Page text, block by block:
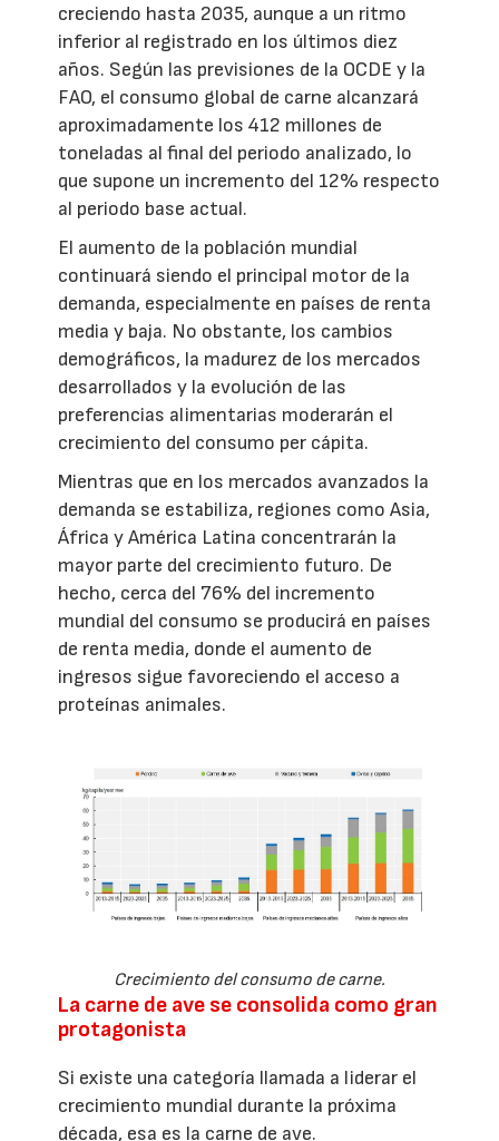
creciendo hasta 2035, aunque a un ritmo
inferior al registrado en los últimos diez
años. Según las previsiones de la OCDE y la
FAO, el consumo global de carne alcanzará
aproximadamente los 412 millones de
toneladas al final del periodo analizado, lo
que supone un incremento del 12% respecto
al periodo base actual.
El aumento de la población mundial
continuará siendo el principal motor de la
demanda, especialmente en países de renta
media y baja. No obstante, los cambios
demográficos, la madurez de los mercados
desarrollados y la evolución de las
preferencias alimentarias moderarán el
crecimiento del consumo per cápita.
Mientras que en los mercados avanzados la
demanda se estabiliza, regiones como Asia,
África y América Latina concentrarán la
mayor parte del crecimiento futuro. De
hecho, cerca del 76% del incremento
mundial del consumo se producirá en países
de renta media, donde el aumento de
ingresos sigue favoreciendo el acceso a
proteínas animales.
Crecimiento del consumo de carne.
La carne de ave se consolida como gran
protagonista
Si existe una categoría llamada a liderar el
crecimiento mundial durante la próxima
década, esa es la carne de ave.